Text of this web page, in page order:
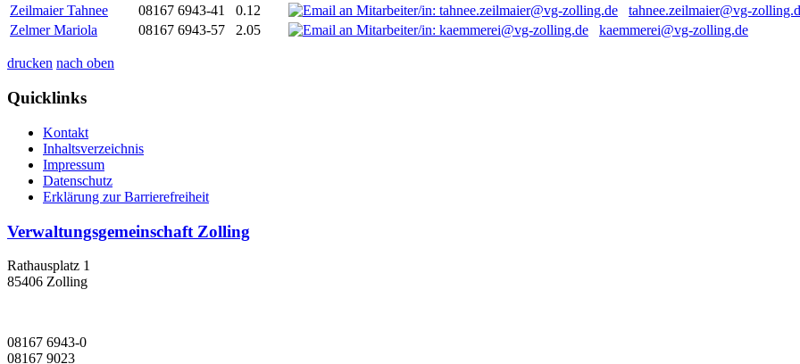
Zeilmaier Tahnee
08167 6943-41 0.12
tahnee.zeilmaier@vg-
Zelmer Mariola
08167 6943-57 2.05 kaemmerei@vg-zolling.de
drucken nach oben
Quicklinks
Kontakt
Inhaltsverzeichnis
Impressum
Datenschutz
Erklärung zur Barrierefreiheit
Verwaltungsgemeinschaft Zolling
Rathausplatz 1
85406 Zolling
08167 6943-0
08167 9023